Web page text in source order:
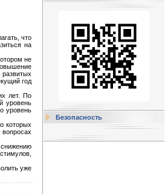
что
на
не
год
лет. По
уровень
уровень
которых
уже
Безопасность